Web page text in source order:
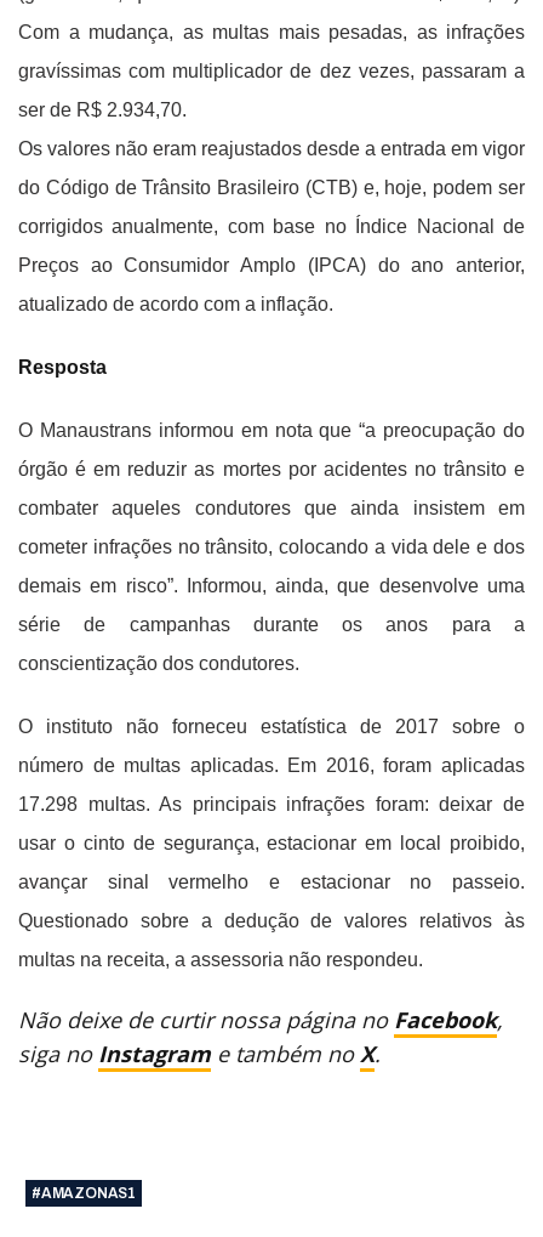
Com a mudança, as multas mais pesadas, as infrações
gravíssimas com multiplicador de dez vezes, passaram a
ser de R$ 2.934,70.
Os valores não eram reajustados desde a entrada em vigor
do Código de Trânsito Brasileiro (CTB) e, hoje, podem ser
corrigidos anualmente, com base no Índice Nacional de
Preços ao Consumidor Amplo (IPCA) do ano anterior,
atualizado de acordo com a inflação.
Resposta
O Manaustrans informou em nota que “a preocupação do
órgão é em reduzir as mortes por acidentes no trânsito e
combater aqueles condutores que ainda insistem em
cometer infrações no trânsito, colocando a vida dele e dos
demais em risco”. Informou, ainda, que desenvolve uma
série de campanhas durante os anos para a
conscientização dos condutores.
O instituto não forneceu estatística de 2017 sobre o
número de multas aplicadas. Em 2016, foram aplicadas
17.298 multas. As principais infrações foram: deixar de
usar o cinto de segurança, estacionar em local proibido,
avançar sinal vermelho e estacionar no passeio.
Questionado sobre a dedução de valores relativos às
multas na receita, a assessoria não respondeu.
Não deixe de curtir nossa página no Facebook,
siga no Instagram e também noX.
#AMAZONAS1